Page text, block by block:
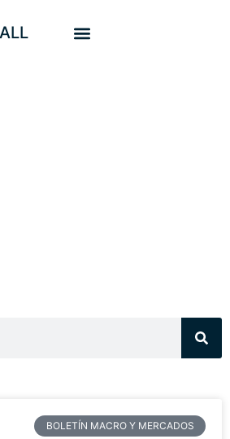
BOLETÍN MACRO Y MERCADOS